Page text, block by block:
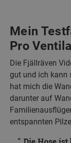
Mein
Pro
Die Fjällräven
gut und ich kann
hat mich die
darunter auf
entspannten